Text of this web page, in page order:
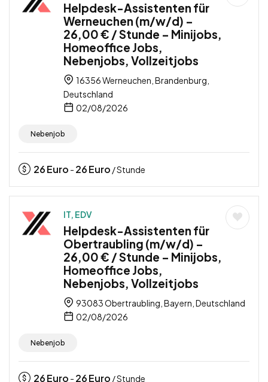
Helpdesk-Assistenten für
Werneuchen (m/w/d) –
26,00 € / Stunde – Minijobs,
Homeoffice Jobs,
Nebenjobs, Vollzeitjobs
16356 Werneuchen, Brandenburg,
Deutschland
02/08/2026
Nebenjob
26Euro - 26Euro / Stunde
IT, EDV
Helpdesk-Assistenten für
Obertraubling (m/w/d) –
26,00 € / Stunde – Minijobs,
Homeoffice Jobs,
Nebenjobs, Vollzeitjobs
93083 Obertraubling, Bayern, Deutschland
02/08/2026
Nebenjob
26Euro - 26Euro / Stunde